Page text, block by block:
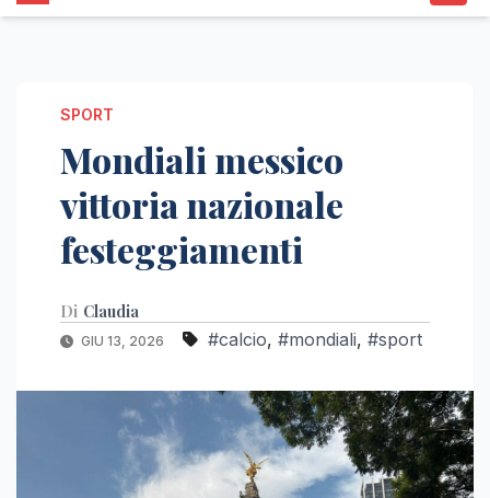
SPORT
Mondiali messico
vittoria nazionale
festeggiamenti
Di Claudia
GIU 13, 2026 #calcio, #mondiali, #sport